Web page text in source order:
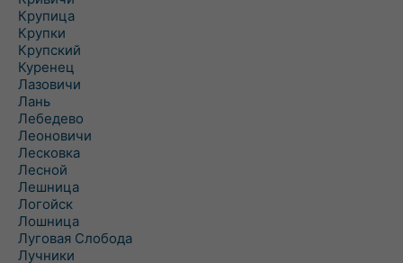
Крупица
Крупки
Крупский
Куренец
Лазовичи
Лань
Лебедево
Леоновичи
Лесковка
Лесной
Лешница
Логойск
Лошница
Луговая Слобода
Лучники